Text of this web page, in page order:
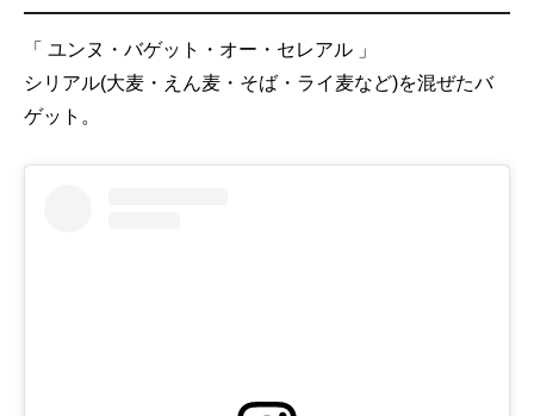
「 ユンヌ・バゲット・オー・セレアル 」
シリアル(大麦・えん麦・そば・ライ麦など)を混ぜたバ
ゲット。